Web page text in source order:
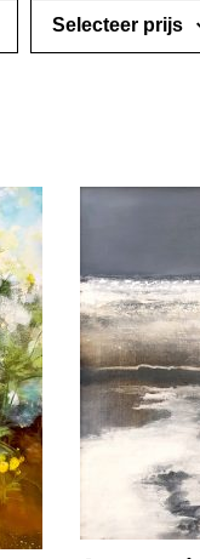
Selecteer prijs